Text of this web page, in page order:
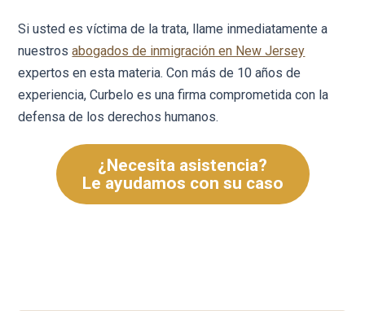
Si usted es víctima de la trata, llame inmediatamente a
nuestrosabogados de inmigración en New Jersey
expertos en esta materia. Con más de 10 años de
experiencia, Curbelo es una firma comprometida con la
defensa de los derechos humanos.
¿Necesita asistencia?
Le ayudamos con su caso